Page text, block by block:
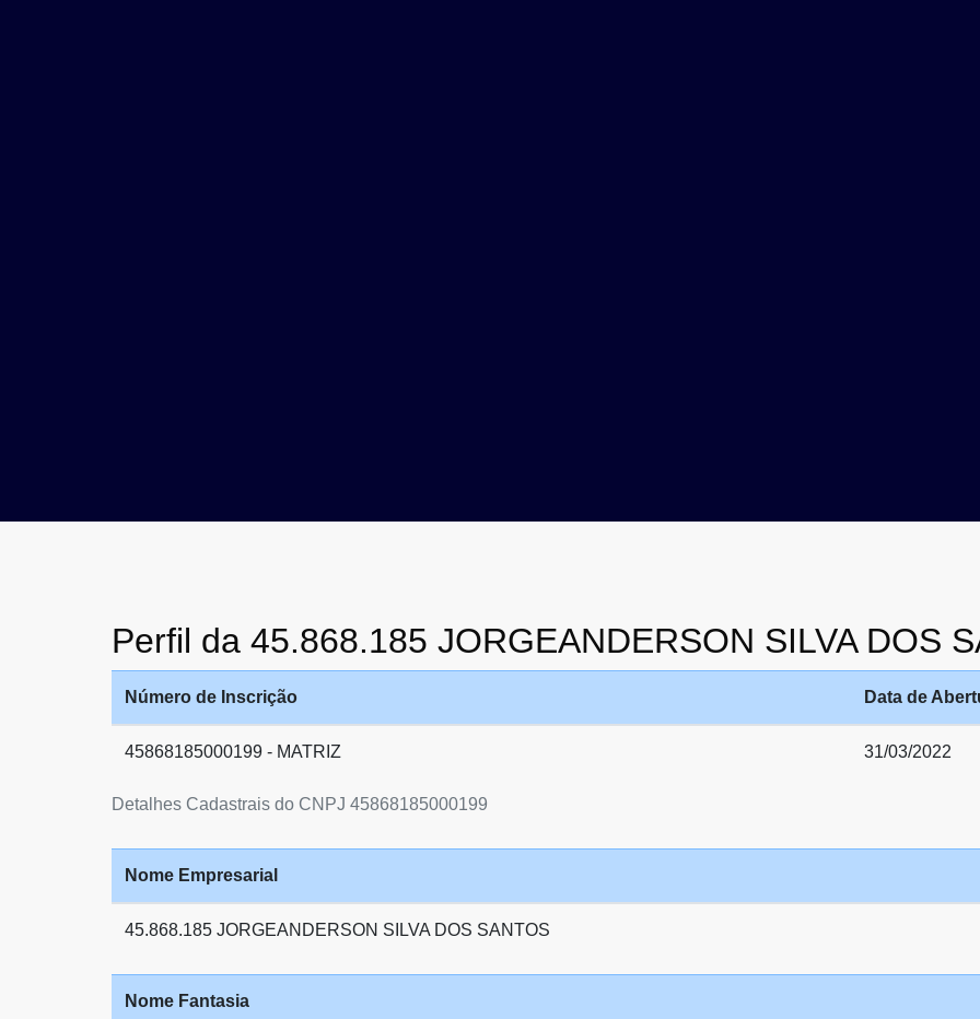
Perfil da 45.868.185 JORGEANDERSON SILVA DOS
Detalhes Cadastrais do CNPJ 45868185000199
Número de Inscrição Data de
45868185000199 - MATRIZ 31/03/2022
Nome Empresarial
45.868.185 JORGEANDERSON SILVA DOS SANTOS
Nome Fantasia